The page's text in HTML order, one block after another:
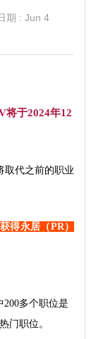
期 : Jun 4
将于2024年12
取代之前的职业
得永居（PR）
多个职位是
门职位。